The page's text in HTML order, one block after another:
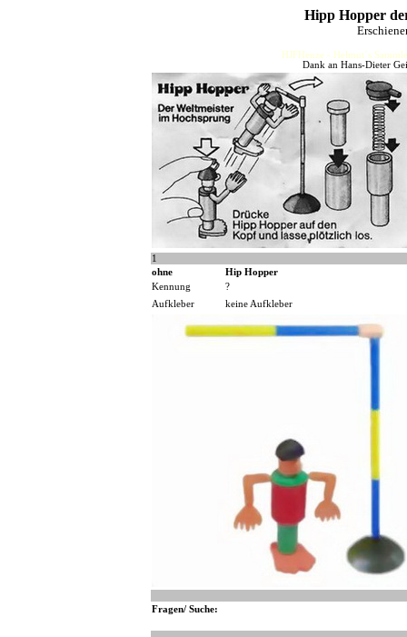
Hipp Hopper
HJFHenze - Helmut´s
Dank an Hans-Dieter
1
ohne
Hip Hopper
Kennung
?
Aufkleber
keine Aufkleber
Fragen/ Suche: